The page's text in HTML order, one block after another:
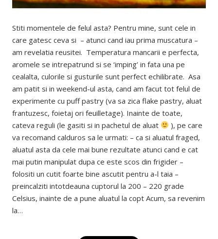
Stiti momentele de felul asta? Pentru mine, sunt cele in
care gatesc ceva si – atunci cand iau prima muscatura –
am revelatia reusitei. Temperatura mancarii e perfecta,
aromele se intrepatrund si se ‘imping’ in fata una pe
cealalta, culorile si gusturile sunt perfect echilibrate. Asa
am patit si in weekend-ul asta, cand am facut tot felul de
experimente cu puff pastry (va sa zica flake pastry, aluat
frantuzesc, foietaj ori feuilletage). Inainte de toate,
cateva reguli (le gasiti si in pachetul de aluat
), pe care
va recomand calduros sa le urmati: – ca si aluatul fraged,
aluatul asta da cele mai bune rezultate atunci cand e cat
mai putin manipulat dupa ce este scos din frigider –
folositi un cutit foarte bine ascutit pentru a-l taia –
preincalziti intotdeauna cuptorul la 200 – 220 grade
Celsius, inainte de a pune aluatul la copt Acum, sa revenim
la…